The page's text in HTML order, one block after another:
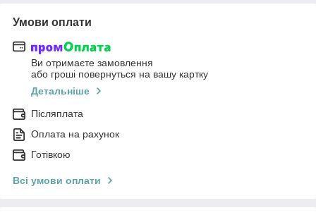
Умови оплати
Ви отримаєте замовлення
або гроші повернуться на вашу картку
Детальніше
Післяплата
Оплата на рахунок
Готівкою
Всі умови оплати